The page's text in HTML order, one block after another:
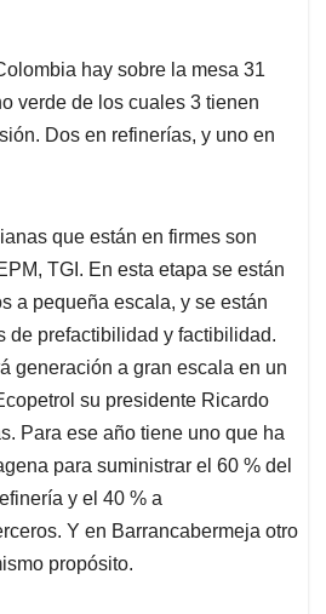
hay sobre la mesa 31
verde de los cuales 3 tienen
Dos en refinerías, y uno en
que están en firmes son
TGI. En esta etapa se están
a pequeña escala, y se están
de prefactibilidad y factibilidad.
generación a gran escala en un
su presidente Ricardo
Para ese año tiene uno que ha
para suministrar el 60 % del
y el 40 % a
Y en Barrancabermeja otro
propósito.